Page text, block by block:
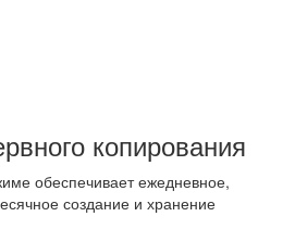
копирования
обеспечивает ежедневное,
создание и хранение